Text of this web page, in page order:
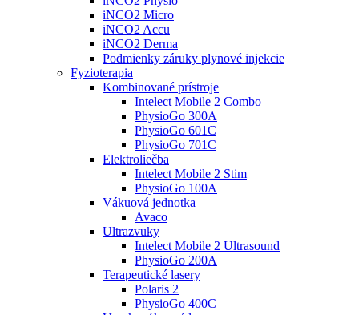
iNCO2 Micro
iNCO2 Accu
iNCO2 Derma
Podmienky záruky plynové injekcie
Fyzioterapia
Kombinované prístroje
Intelect Mobile 2 Combo
PhysioGo 300A
PhysioGo 601C
PhysioGo 701C
Elektroliečba
Intelect Mobile 2 Stim
PhysioGo 100A
Vákuová jednotka
Avaco
Ultrazvuky
Intelect Mobile 2 Ultrasound
PhysioGo 200A
Terapeutické lasery
Polaris 2
PhysioGo 400C